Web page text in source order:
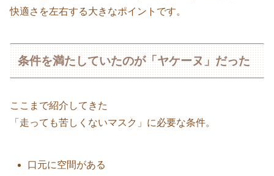
快適さを左右する大きなポイントです。
条件を満たしていたのが「ヤケーヌ」だった
ここまで紹介してきた
「走っても苦しくないマスク」に必要な条件。
口元に空間がある